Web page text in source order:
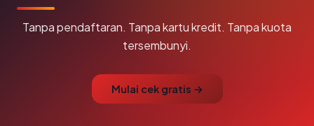
Tanpa pendaftaran. Tanpa kartu kredit. Tanpa kuota
tersembunyi.
Mulai cek gratis →